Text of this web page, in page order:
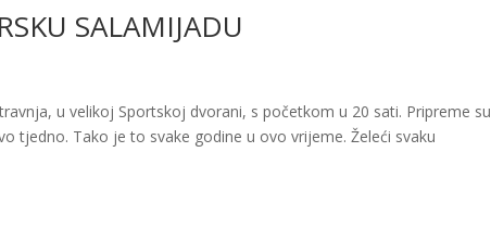
SALAMIJADU
u velikoj Sportskoj dvorani, s početkom u 20 sati. Pripreme su
tjedno. Tako je to svake godine u ovo vrijeme. Želeći svaku